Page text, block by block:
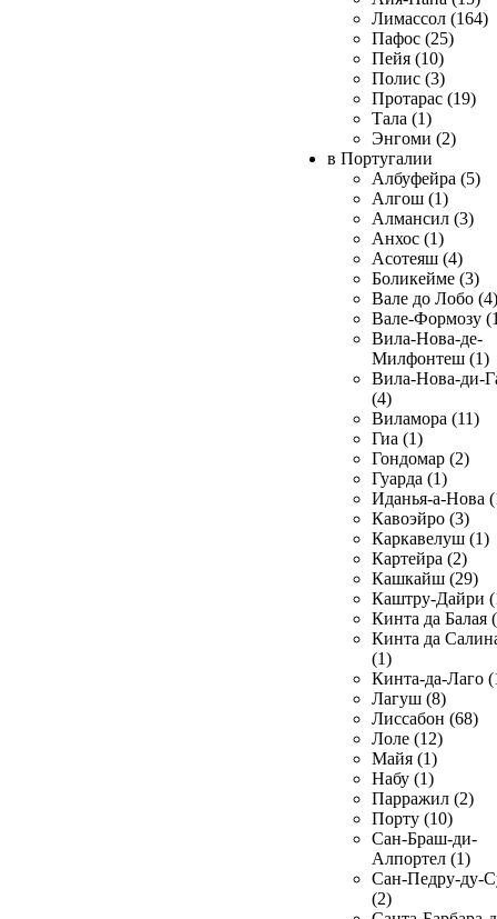
Лимассол (164)
Пафос (25)
Пейя (10)
Полис (3)
Протарас (19)
Тала (1)
Энгоми (2)
в Португалии
Албуфейра (5)
Алгош (1)
Алмансил (3)
Анхос (1)
Асотеяш (4)
Боликейме (3)
Вале до Лобо (4)
Вале-Формозу
Вила-Нова-де-
Милфонтеш (1)
Вила-Нова-ди-
(4)
Виламора (11)
Гиа (1)
Гондомар (2)
Гуарда (1)
Иданья-а-Нова
Кавоэйро (3)
Каркавелуш (1)
Картейра (2)
Кашкайш (29)
Каштру-Дайри
Кинта да Балая
Кинта да
(1)
Кинта-да-Лаго
Лагуш (8)
Лиссабон (68)
Лоле (12)
Майя (1)
Набу (1)
Парражил (2)
Порту (10)
Сан-Браш-ди-
Алпортел (1)
Сан-Педру-ду-
(2)